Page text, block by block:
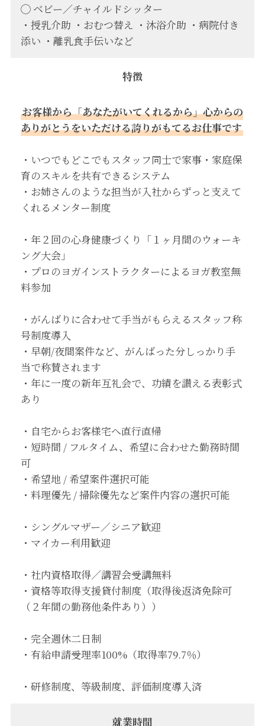
◯ ベビー／チャイルドシッター
・授乳介助 ・おむつ替え ・沐浴介助 ・病院付き
添い ・離乳食手伝いなど
特徴
お客様から「あなたがいてくれるから」心からの
ありがとうをいただける誇りがもてるお仕事です
・いつでもどこでもスタッフ同士で家事・家庭保
育のスキルを共有できるシステム
・お姉さんのような担当が入社からずっと支えて
くれるメンター制度
・年２回の心身健康づくり「１ヶ月間のウォーキ
ング大会」
・プロのヨガインストラクターによるヨガ教室無
料参加
・がんばりに合わせて手当がもらえるスタッフ称
号制度導入
・早朝/夜間案件など、がんばった分しっかり手
当で称賛されます
・年に一度の新年互礼会で、功績を讃える表彰式
あり
・自宅からお客様宅へ直行直帰
・短時間 / フルタイム、希望に合わせた勤務時間
可
・希望地 / 希望案件選択可能
・料理優先 / 掃除優先など案件内容の選択可能
・シングルマザー／シニア歓迎
・マイカー利用歓迎
・社内資格取得／講習会受講無料
・資格等取得支援貸付制度（取得後返済免除可
（２年間の勤務他条件あり））
・完全週休二日制
・有給申請受理率100%（取得率79.7％）
・研修制度、等級制度、評価制度導入済
就業時間